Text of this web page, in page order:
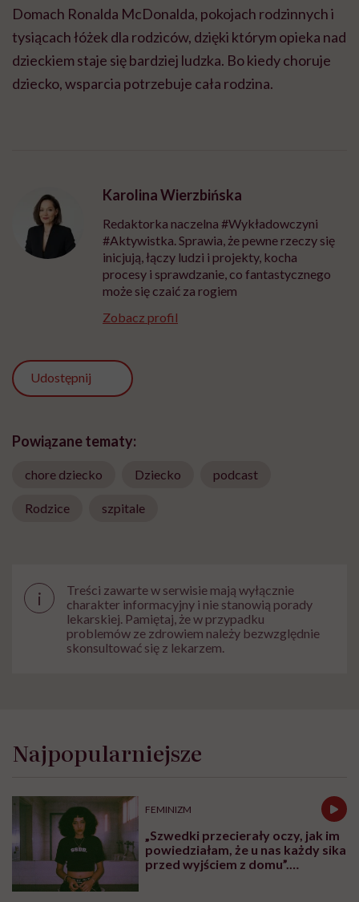
Domach Ronalda McDonalda, pokojach rodzinnych i
tysiącach łóżek dla rodziców, dzięki którym opieka nad
dzieckiem staje się bardziej ludzka. Bo kiedy choruje
dziecko, wsparcia potrzebuje cała rodzina.
Karolina Wierzbińska
Redaktorka naczelna #Wykładowczyni
#Aktywistka. Sprawia, że pewne rzeczy się
inicjują, łączy ludzi i projekty, kocha
procesy i sprawdzanie, co fantastycznego
może się czaić za rogiem
Zobacz profil
Udostępnij
Powiązane tematy:
chore dziecko Dziecko podcast
Rodzice szpitale
i
Treści zawarte w serwisie mają wyłącznie
charakter informacyjny i nie stanowią porady
lekarskiej. Pamiętaj, że w przypadku
problemów ze zdrowiem należy bezwzględnie
skonsultować się z lekarzem.
Najpopularniejsze
FEMINIZM
„Szwedki przecierały oczy, jak im
powiedziałam, że u nas każdy sika
przed wyjściem z domu”.